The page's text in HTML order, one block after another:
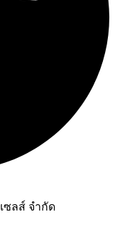
ซลส์ จำกัด